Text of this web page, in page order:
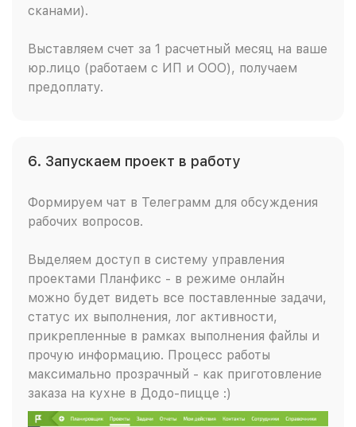
сканами).
Выставляем счет за 1 расчетный месяц на ваше
юр.лицо (работаем с ИП и ООО), получаем
предоплату.
6. Запускаем проект в работу
Формируем чат в Телеграмм для обсуждения
рабочих вопросов.
Выделяем доступ в систему управления
проектами Планфикс - в режиме онлайн
можно будет видеть все поставленные задачи,
статус их выполнения, лог активности,
прикрепленные в рамках выполнения файлы и
прочую информацию. Процесс работы
максимально прозрачный - как приготовление
заказа на кухне в Додо-пицце :)